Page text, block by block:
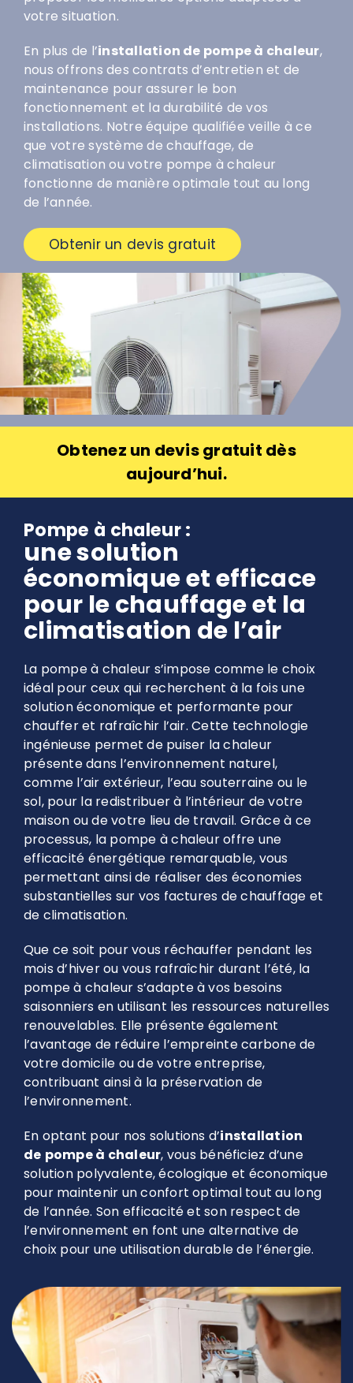
votre situation.
En plus de l’installation de pompe à chaleur,
nous offrons des contrats d’entretien et de
maintenance pour assurer le bon
fonctionnement et la durabilité de vos
installations. Notre équipe qualifiée veille à ce
que votre système de chauffage, de
climatisation ou votre pompe à chaleur
fonctionne de manière optimale tout au long
de l’année.
Obtenir un devis gratuit
Obtenez un devis gratuit dès
aujourd’hui.
Pompe à chaleur :
une solution
économique et efficace
pour le chauffage et la
climatisation de l’air
La pompe à chaleur s’impose comme le choix
idéal pour ceux qui recherchent à la fois une
solution économique et performante pour
chauffer et rafraîchir l’air. Cette technologie
ingénieuse permet de puiser la chaleur
présente dans l’environnement naturel,
comme l’air extérieur, l’eau souterraine ou le
sol, pour la redistribuer à l’intérieur de votre
maison ou de votre lieu de travail. Grâce à ce
processus, la pompe à chaleur offre une
efficacité énergétique remarquable, vous
permettant ainsi de réaliser des économies
substantielles sur vos factures de chauffage et
de climatisation.
Que ce soit pour vous réchauffer pendant les
mois d’hiver ou vous rafraîchir durant l’été, la
pompe à chaleur s’adapte à vos besoins
saisonniers en utilisant les ressources naturelles
renouvelables. Elle présente également
l’avantage de réduire l’empreinte carbone de
votre domicile ou de votre entreprise,
contribuant ainsi à la préservation de
l’environnement.
En optant pour nos solutions d’installation
de pompe à chaleur, vous bénéficiez d’une
solution polyvalente, écologique et économique
pour maintenir un confort optimal tout au long
de l’année. Son efficacité et son respect de
l’environnement en font une alternative de
choix pour une utilisation durable de l’énergie.